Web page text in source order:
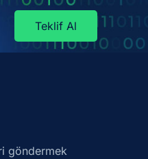
Teklif Al
göndermek